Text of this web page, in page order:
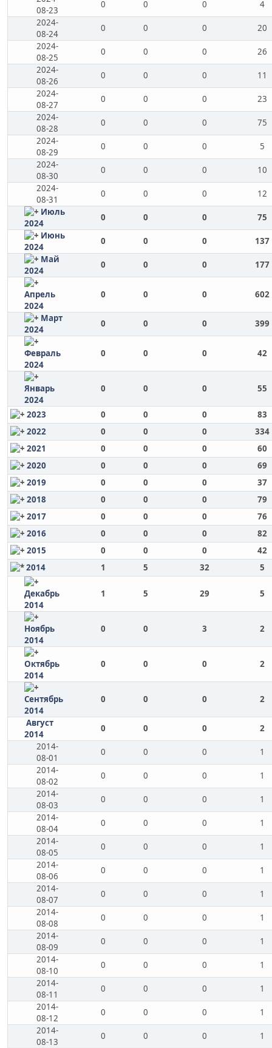
08-23
0 0 0
4
2024-
08-24
0 0 0
20
2024-
08-25
0 0 0
26
2024-
08-26
0 0 0
11
2024-
08-27
0 0 0
23
2024-
08-28
0 0 0
75
2024-
08-29
0 0 0
5
2024-
08-30
0 0 0
10
2024-
08-31
0 0 0
12
Июль
2024
0 0 0
75
Июнь
2024
0 0 0
137
Май
2024
0 0 0 177
Апрель
2024
0 0 0 602
Март
2024
0 0 0 399
Февраль
2024
0 0 0 42
Январь
2024
0 0 0 55
2023 0 0 0
83
2022
0 0 0
334
2021
0 0 0
60
2020
0 0 0
69
2019
0 0 0
37
2018
0 0 0
79
2017
0 0 0
76
2016
0 0 0
82
2015
0 0 0
42
2014
1 5 32 5
Декабрь
2014
1 5 29 5
Ноябрь
2014
0 0 3 2
Октябрь
2014
0 0 0 2
Сентябрь
2014
0 0 0 2
Август
2014
0 0 0
2
2014-
08-01
0 0 0
1
2014-
08-02
0 0 0
1
2014-
08-03
0 0 0
1
2014-
08-04
0 0 0
1
2014-
08-05
0 0 0
1
2014-
08-06
0 0 0
1
2014-
08-07
0 0 0
1
2014-
08-08
0 0 0
1
2014-
08-09
0 0 0
1
2014-
08-10
0 0 0
1
2014-
08-11
0 0 0
1
2014-
08-12
0 0 0
1
2014-
08-13
0 0 0
1